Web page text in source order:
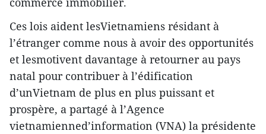
Ces lois aident lesVietnamiens résidant à
l’étranger comme nous à avoir des opportunités
et lesmotivent davantage à retourner au pays
natal pour contribuer à l’édification
d’unVietnam de plus en plus puissant et
prospère, a partagé à l’Agence
vietnamienned’information (VNA) la présidente